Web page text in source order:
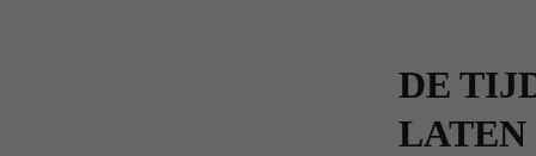
DE
LATEN